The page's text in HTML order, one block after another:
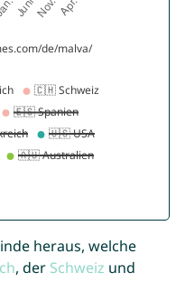
heraus, welche
, der Schweiz und